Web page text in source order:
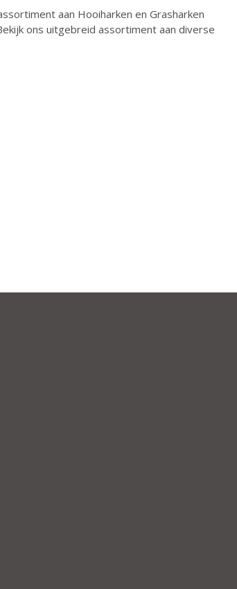
aan Hooiharken en Grasharken
ons uitgebreid assortiment aan diverse